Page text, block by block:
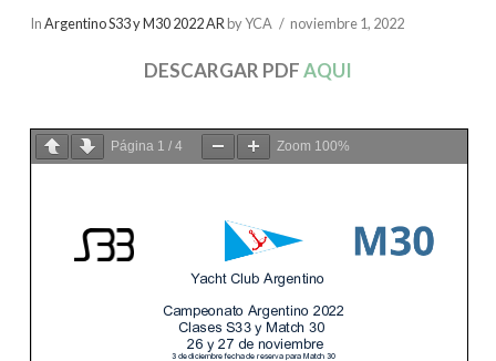
InArgentino S33 y M30 2022 AR by YCA noviembre 1, 2022
DESCARGAR PDFAQUI
Página 1 / 4 Zoom 100%